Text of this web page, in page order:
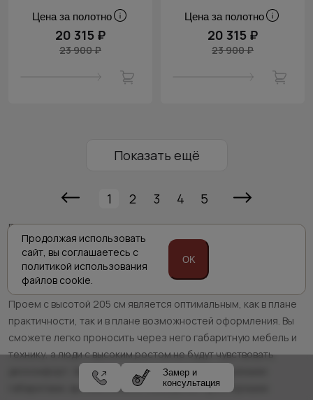
Цена за полотно
20 315 ₽
23 900 ₽
Цена за полотно
20 315 ₽
23 900 ₽
Показать ещё
1 2 3 4 5
Если вы ищитемежкомнатные двери205 см, то «PortaPrima»
предлагает вам ознакомиться с широким ассортиментом
межкомнатных моделей, изготовление которых можно
заказать под необходимые вам размеры.
Проем с высотой 205 см является оптимальным, как в плане
практичности, так и в плане возможностей оформления. Вы
сможете легко проносить через него габаритную мебель и
технику, а люди с высоким ростом не будут чувствовать
дискомфорт. Заказав межкомнатную дверь с нужными
габаритами, вы обеспечите помещение просторными
Замер и
консультация
Продолжая использовать
сайт, вы соглашаетесь с
политикой использования
файлов cookie.
OK